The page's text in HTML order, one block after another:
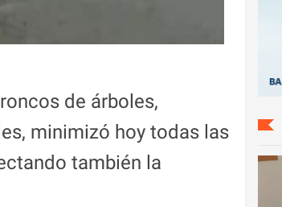
de árboles,
minimizó hoy todas las
también la